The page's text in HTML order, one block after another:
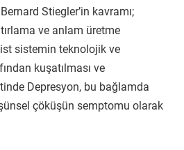
Bernard Stiegler’in kavramı;
ve anlam üretme
sistemin teknolojik ve
kuşatılması ve
Depresyon, bu bağlamda
çöküşün semptomu olarak